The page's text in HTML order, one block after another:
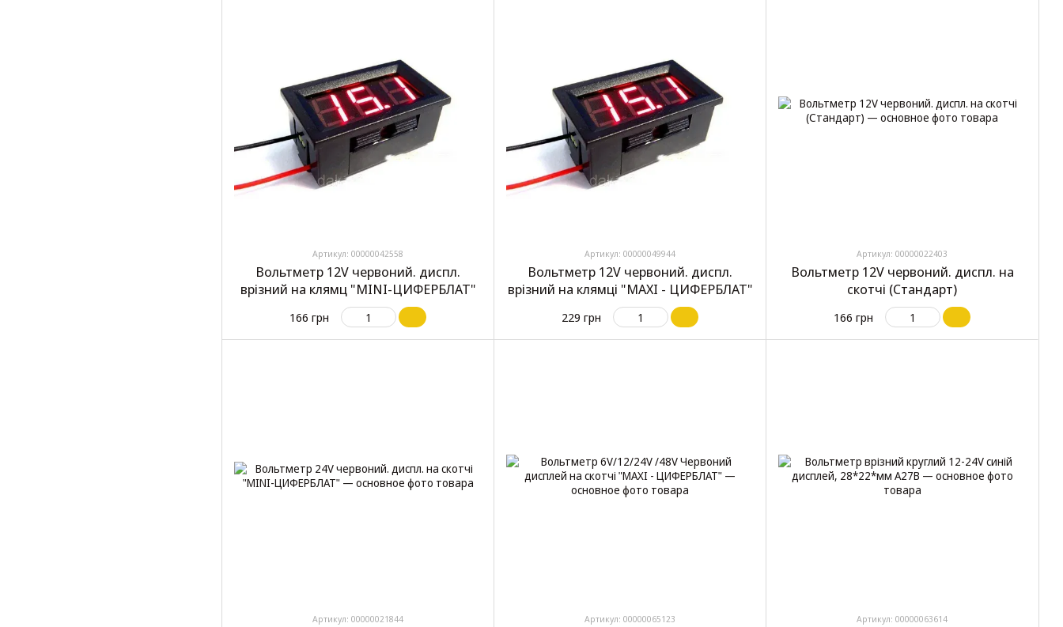
Артикул: 00000042558
Вольтметр 12V червоний. диспл.
врізний на клямц "MINI-ЦИФЕРБЛАТ"
166 грн
Артикул: 00000049944
Вольтметр 12V червоний. диспл.
врізний на клямці "MAXI - ЦИФЕРБЛАТ"
229 грн
Артикул: 00000022403
Вольтметр 12V червоний. диспл. на
скотчі (Стандарт)
166 грн
Артикул: 00000021844 Артикул: 00000065123 Артикул: 00000063614